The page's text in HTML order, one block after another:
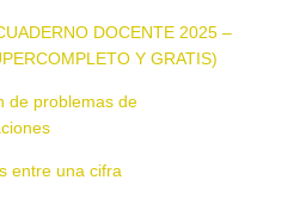
DOCENTE 2025 –
Y GRATIS)
de problemas de
entre una cifra